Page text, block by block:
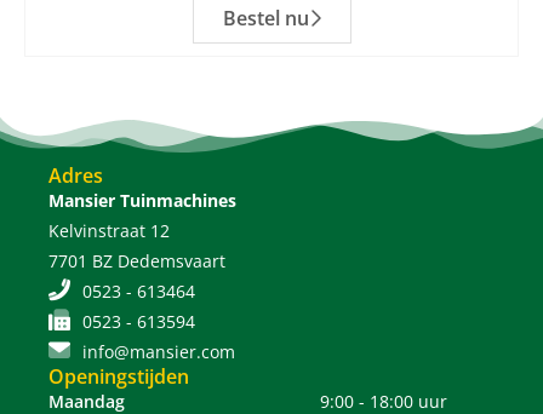
Bestel nu
Adres
Mansier Tuinmachines
Kelvinstraat 12
7701 BZ Dedemsvaart
0523 - 613464
0523 - 613594
info@mansier.com
Openingstijden
Maandag
9:00 - 18:00 uur